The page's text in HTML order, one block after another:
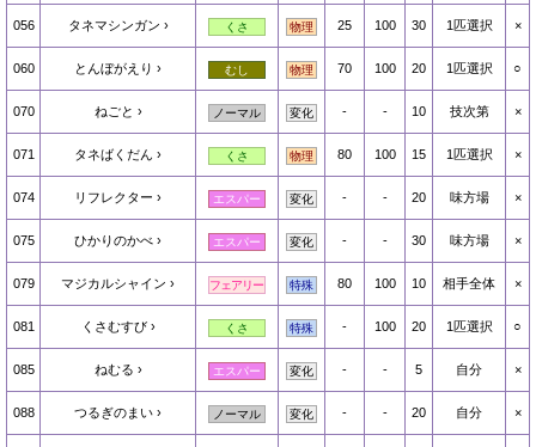
056 タネマシンガン くさ 物理 25 100 30 1匹選択 ×
060 とんぼがえり むし 物理 70 100 20 1匹選択 ○
070 ねごと ノーマル 変化 - - 10 技次第 ×
071 タネばくだん くさ 物理 80 100 15 1匹選択 ×
074 リフレクター エスパー 変化 - - 20 味方場 ×
075 ひかりのかべ エスパー 変化 - - 30 味方場 ×
079 マジカルシャイン フェアリー 特殊 80 100 10 相手全体 ×
081 くさむすび くさ 特殊 - 100 20 1匹選択 ○
085 ねむる エスパー 変化 - - 5 自分 ×
088 つるぎのまい ノーマル 変化 - - 20 自分 ×